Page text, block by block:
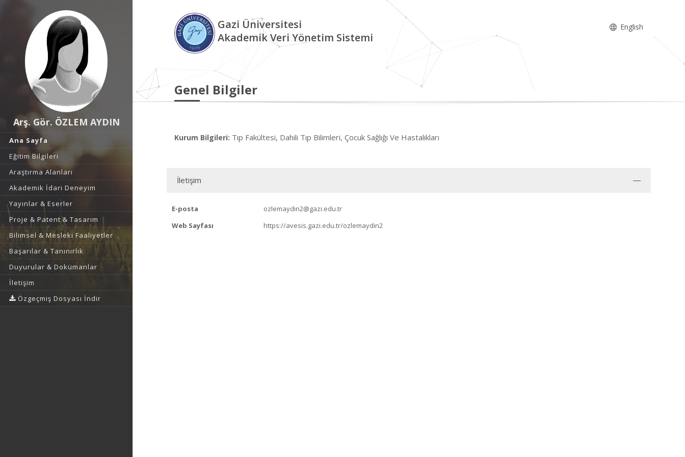
Arş. Gör. ÖZLEM AYDIN
Ana Sayfa
Eğitim Bilgileri
Araştırma Alanları
Akademik İdari Deneyim
Yayınlar & Eserler
Proje & Patent & Tasarım
Bilimsel & Mesleki Faaliyetler
Başarılar & Tanınırlık
Duyurular & Dokümanlar
İletişim
Özgeçmiş Dosyası İndir
Gazi Üniversitesi
Akademik Veri Yönetim Sistemi
English
Genel Bilgiler
Kurum Bilgileri: Tıp Fakültesi, Dahili Tıp Bilimleri, Çocuk Sağlığı Ve Hastalıkları
İletişim
E-posta
ozlemaydin2@gazi.edu.tr
Web Sayfası
https://avesis.gazi.edu.tr/ozlemaydin2